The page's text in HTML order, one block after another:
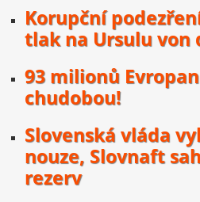
Korupční
tlak na Ursulu von
93 milionů
chudobou!
Slovenská vláda
nouze, Slovnaft
rezerv